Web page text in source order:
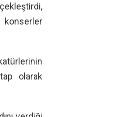
olarak